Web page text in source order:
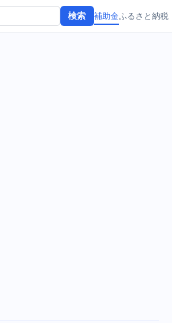
検索 補助金ふるさと納税